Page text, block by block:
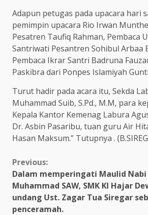
Adapun petugas pada upacara hari
pemimpin upacara Rio Irwan
Pesatren Taufiq Rahman, Pembaca
Santriwati Pesantren Sohibul Arbaa
Pembaca Ikrar Santri Badruna
Paskibra dari Ponpes Islamiyah
Turut hadir pada acara itu, Sekda
Muhammad Suib, S.Pd., M.M, para
Kepala Kantor Kemenag Labura
Dr. Asbin Pasaribu, tuan guru Air
Hasan Maksum.” Tutupnya .
Continue
Reading
Previous:
Dalam memperingati Maulid Nabi
Muhammad SAW, SMK KI Hajar
undang Ust. Zagar Tua Siregar
penceramah.